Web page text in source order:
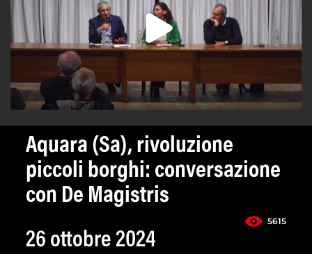
Aquara (Sa), rivoluzione
piccoli borghi: conversazione
con De Magistris
5615
26 ottobre 2024